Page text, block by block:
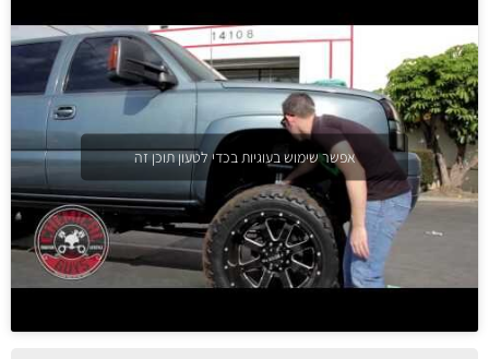
אפשר שימוש בעוגיות בכדי לטעון תוכן זה